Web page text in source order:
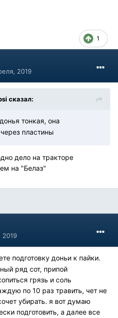
1
2019
сказал:
тонкая, она
пластины
дело на тракторе
на "Белаз"
2019
подготовку доньи к пайки.
ряд сот, припой
грязь и соль
по 10 раз травить, чет не
убирать. я вот думаю
подготовить, а далее все